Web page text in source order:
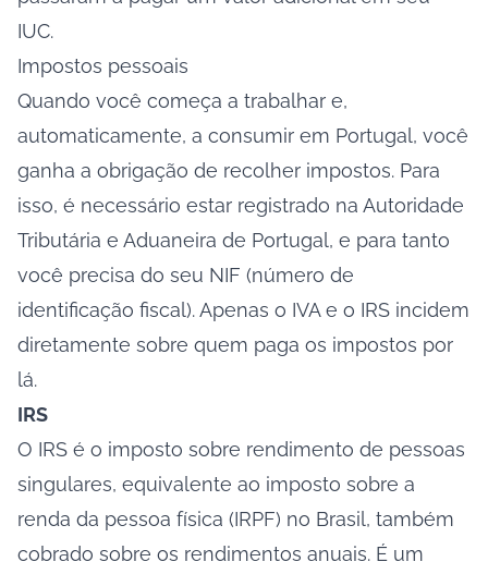
IUC.
Impostos pessoais
Quando você começa a trabalhar e,
automaticamente, a consumir em Portugal, você
ganha a obrigação de recolher impostos. Para
isso, é necessário estar registrado na Autoridade
Tributária e Aduaneira de Portugal, e para tanto
você precisa do seu NIF (número de
identificação fiscal). Apenas o IVA e o IRS incidem
diretamente sobre quem paga os impostos por
lá.
IRS
O IRS é o imposto sobre rendimento de pessoas
singulares, equivalente ao imposto sobre a
renda da pessoa física (IRPF) no Brasil, também
cobrado sobre os rendimentos anuais. É um